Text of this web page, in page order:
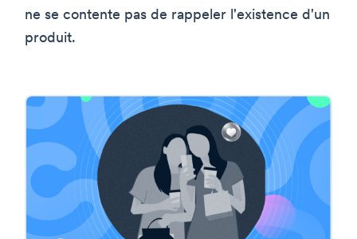
ne se contente pas de rappeler l'existence d'un
produit.